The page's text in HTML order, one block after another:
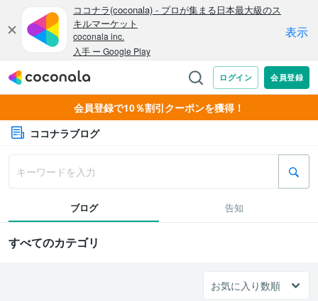
会員登録で10％割引クーポンを獲得！
ココナラブログ
ブログ 告知
すべてのカテゴリ